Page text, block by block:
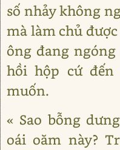
số nhảy không
mà làm chủ
ông đang
hồi hộp cứ
muốn.
« Sao bỗng
oái oăm này?